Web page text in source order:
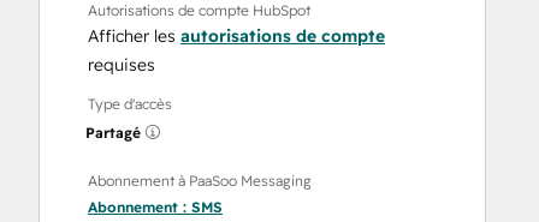
Autorisations de compte HubSpot
Afficher les autorisations de compte
requises
Type d'accès
Partagé
Abonnement à PaaSoo Messaging
Abonnement : SMS